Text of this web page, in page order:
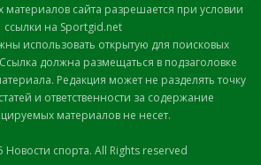
сайта разрешается при условии
ссылки на Sportgid.net
использовать открытую для поисковых
должна размещаться в подзаголовке
Редакция может не разделять точку
и ответственности за содержание
материалов не несет.
Новости спорта. All Rights reserved